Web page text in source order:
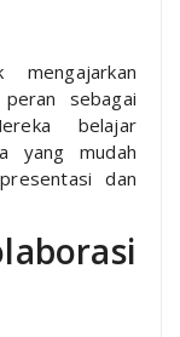
sebagai
belajar
yang mudah
dan